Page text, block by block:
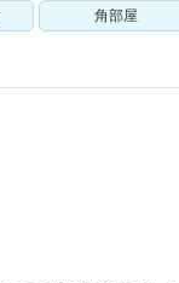
角部屋